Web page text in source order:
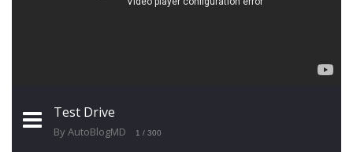
Test Drive
By AutoBlogMD 1 / 300